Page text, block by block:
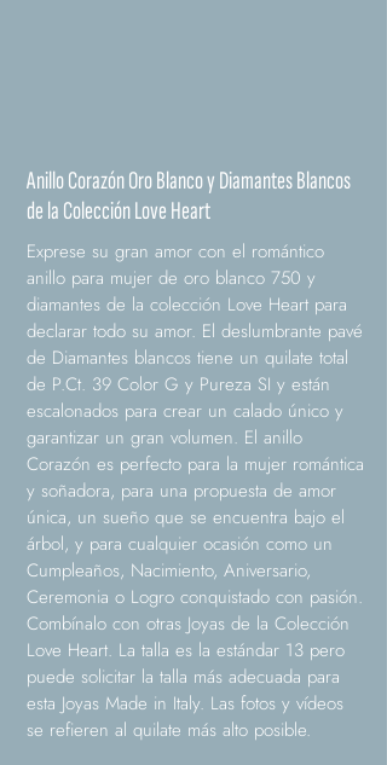
Anillo Corazón Oro Blanco y Diamantes Blancos
de la Colección Love Heart
Exprese su gran amor con el romántico
anillo para mujer de oro blanco 750 y
diamantes de la colección Love Heart para
declarar todo su amor. El deslumbrante pavé
de Diamantes blancos tiene un quilate total
de P.Ct. 39 Color G y Pureza SI y están
escalonados para crear un calado único y
garantizar un gran volumen. El anillo
Corazón es perfecto para la mujer romántica
y soñadora, para una propuesta de amor
única, un sueño que se encuentra bajo el
árbol, y para cualquier ocasión como un
Cumpleaños, Nacimiento, Aniversario,
Ceremonia o Logro conquistado con pasión.
Combínalo con otras Joyas de la Colección
Love Heart. La talla es la estándar 13 pero
puede solicitar la talla más adecuada para
esta Joyas Made in Italy. Las fotos y vídeos
se refieren al quilate más alto posible.